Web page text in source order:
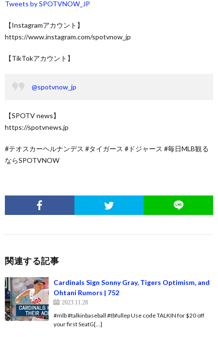
Tweets by SPOTVNOW_JP
【Instagramアカウント】
https://www.instagram.com/spotvnow_jp
【TikTokアカウント】
@spotvnow_jp
【SPOTV news】
https://spotvnews.jp
#テオスカーヘルナンデス #タイガース #ドジャース #毎日MLB観る
ならSPOTVNOW
関連する記事
Cardinals Sign Sonny Gray, Tigers Optimism, and
Ohtani Rumors | 752
2023.11.28
#mlb #talkinbaseball #tbfullep Use code TALKIN for $20 off
your first SeatG[…]